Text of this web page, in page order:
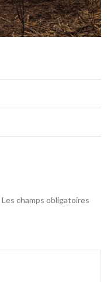
Les champs obligatoires